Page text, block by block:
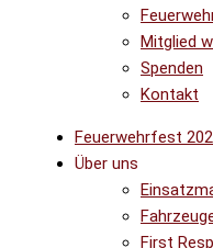
Mitglied
Spenden
Kontakt
Feuerwehrfest
Über uns
First